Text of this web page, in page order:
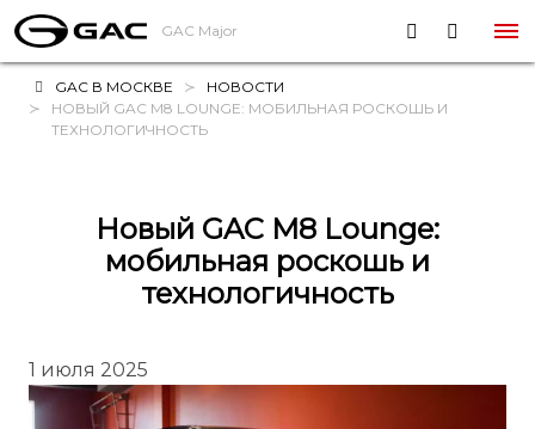
GAC Major
GAC В МОСКВЕ
НОВОСТИ
НОВЫЙ GAC M8 LOUNGE: МОБИЛЬНАЯ РОСКОШЬ И
ТЕХНОЛОГИЧНОСТЬ
Новый GAC M8 Lounge:
мобильная роскошь и
технологичность
1 июля 2025